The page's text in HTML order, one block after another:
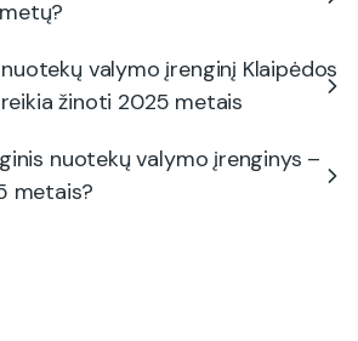
valymo įrenginį Klaipėdos
žinoti 2025 metais
nuotekų valymo įrenginys –
metais?